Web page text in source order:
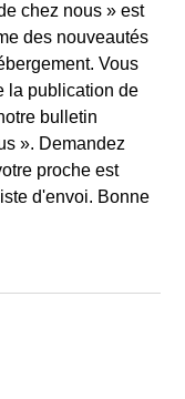
chez nous » est
des nouveautés
Vous
la publication de
bulletin
». Demandez
proche est
d'envoi. Bonne